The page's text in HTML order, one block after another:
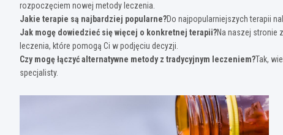
rozpoczęciem nowej metody leczenia.
Jakie terapie są najbardziej popularne?Do najpopularniejszych terapii
Jak mogę dowiedzieć się więcej o konkretnej terapii?Na naszej stronie
leczenia, które pomogą Ci w podjęciu decyzji.
Czy mogę łączyć alternatywne metody z tradycyjnym leczeniem?Tak,
specjalisty.